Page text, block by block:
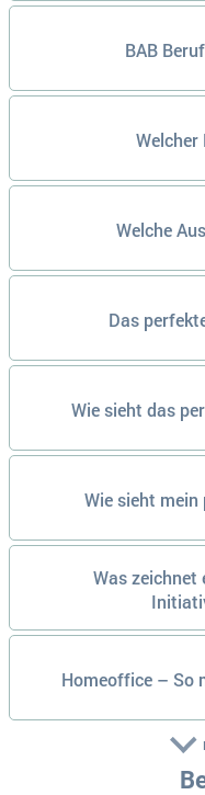
BAB
Welche
Das
Wie sieht das
Wie sieht
Was zeichnet
Homeoffice – So